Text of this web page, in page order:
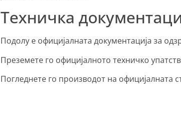
Техничка
Подолу е официјалната документација за
Преземете го официјалното техничко
Погледнете го производот на официјалната